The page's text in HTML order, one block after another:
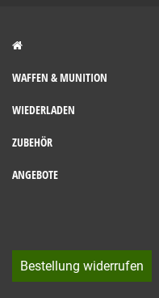
WAFFEN & MUNITION
WIEDERLADEN
ZUBEHÖR
ANGEBOTE
Bestellung widerrufen